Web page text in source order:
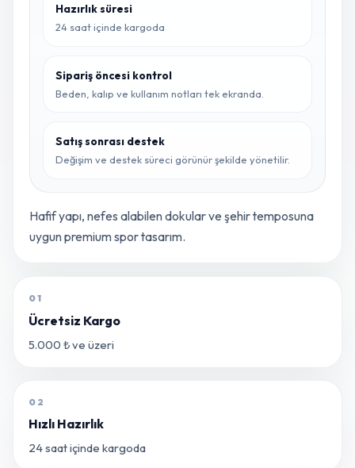
Hazırlık süresi
24 saat içinde kargoda
Sipariş öncesi kontrol
Beden, kalıp ve kullanım notları tek ekranda.
Satış sonrası destek
Değişim ve destek süreci görünür şekilde yönetilir.
Hafif yapı, nefes alabilen dokular ve şehir temposuna
uygun premium spor tasarım.
01
Ücretsiz Kargo
5.000 ₺ ve üzeri
02
Hızlı Hazırlık
24 saat içinde kargoda